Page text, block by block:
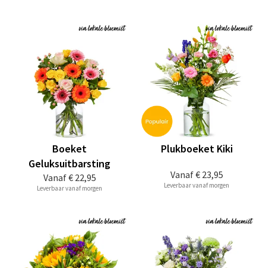
Vanaf€ 22,95
Boeket
Geluksuitbarsting
Leverbaar vanaf morgen
Vanaf€ 23,95
Plukboeket Kiki
Leverbaar vanaf morgen